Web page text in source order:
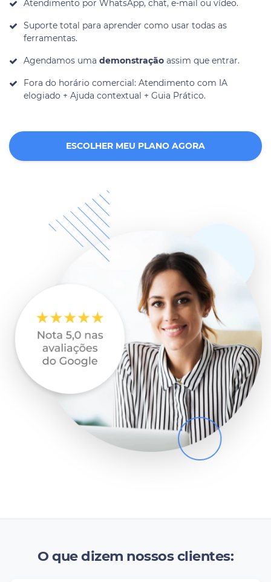
Atendimento por WhatsApp, chat, e-mail ou vídeo.
Suporte total para aprender como usar todas as
ferramentas.
Agendamos uma demonstração assim que entrar.
Fora do horário comercial: Atendimento com IA
elogiado + Ajuda contextual + Guia Prático.
ESCOLHER MEU PLANO AGORA
O que dizem nossos clientes: